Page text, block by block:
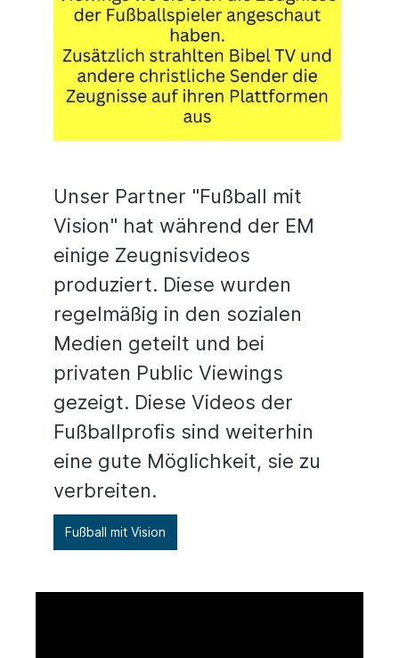
Unser Partner "Fußball mit
Vision" hat während der EM
einige Zeugnisvideos
produziert. Diese wurden
regelmäßig in den sozialen
Medien geteilt und bei
privaten Public Viewings
gezeigt. Diese Videos der
Fußballprofis sind weiterhin
eine gute Möglichkeit, sie zu
verbreiten.
Fußball mit Vision